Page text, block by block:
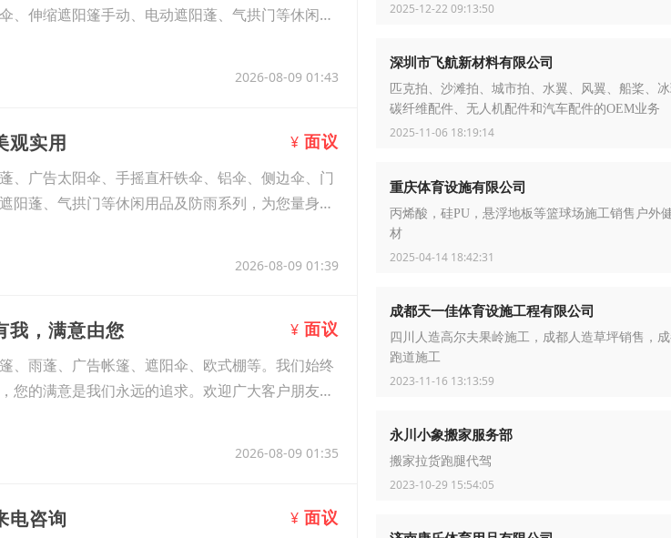
、伸缩遮阳篷手动、电动遮阳蓬、气拱门等休闲用
2026-08-09 01:43
观实用 ¥ 面议
、广告太阳伞、手摇直杆铁伞、铝伞、侧边伞、门
阳蓬、气拱门等休闲用品及防雨系列，为您量身订
2026-08-09 01:39
我，满意由您 ¥ 面议
、雨蓬、广告帐篷、遮阳伞、欧式棚等。我们始终
您的满意是我们永远的追求。欢迎广大客户朋友来
2026-08-09 01:35
电咨询 ¥ 面议
2025-12-22 09:13:50
深圳市飞航新材料有限公司
匹克拍、沙滩拍、城市拍、水翼、风翼、船桨、
碳纤维配件、无人机配件和汽车配件的OEM业务
2025-11-06 18:19:14
重庆体育设施有限公司
丙烯酸，硅PU，悬浮地板等篮球场施工销售户外
材
2025-04-14 18:42:31
成都天一佳体育设施工程有限公司
四川人造高尔夫果岭施工，成都人造草坪销售，
跑道施工
2023-11-16 13:13:59
永川小象搬家服务部
搬家拉货跑腿代驾
2023-10-29 15:54:05